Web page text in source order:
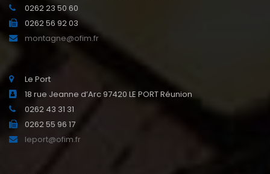
0262 23 50 60
0262 56 92 03
montagne@ofim.fr
Le Port
18 rue Jeanne d’Arc 97420 LE PORT Réunion
0262 43 31 31
0262 55 96 17
leport@ofim.fr